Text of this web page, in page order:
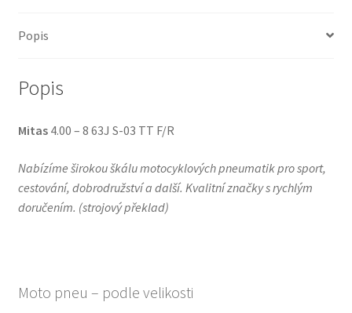
Popis
Popis
Mitas4.00 – 8 63J S-03 TT F/R
Nabízíme širokou škálu motocyklových pneumatik pro sport,
cestování, dobrodružství a další. Kvalitní značky s rychlým
doručením. (strojový překlad)
Moto pneu – podle velikosti